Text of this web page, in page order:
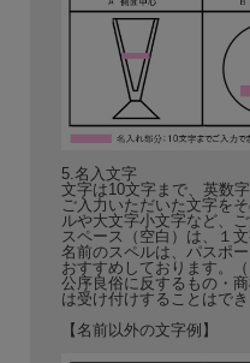
5.名入文字
文字は10文字まで、英数
ご入力いただいた文字を
ルや大文字小文字など、ご
スペース（空白）は、１
名前のスペルは、パスポ
おすすめしております。
公序良俗に反するもの・
は受け付けすることはでき
【名前以外の文字例】